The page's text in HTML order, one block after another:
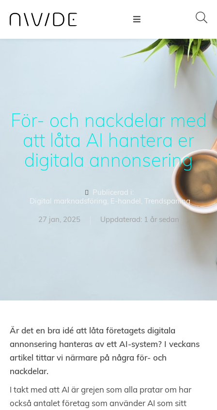
För- och nackdelar med
att låta AI hantera er
digitala annonsering
Publicerad i:
Digital marknadsföring, E-handel , Trendspaning
27 jan, 2025 Uppdaterad: 1 år sedan
Är det en bra idé att låta företagets digitala
annonsering hanteras av ett AI-system? I veckans
artikel tittar vi närmare på några för- och
nackdelar.
I takt med att AI är grejen som alla pratar om har
också antalet företag som använder AI som sitt